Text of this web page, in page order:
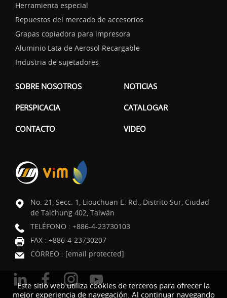
Este sitio web utiliza cookies de terceros para ofrecer la
mejor experiencia de navegación. Al continuar navegando
Herramienta especial
Repuestos del mercado de accesorios
Grapas copiadora para impresora
Aluminio Lata de Aerosol Recargable
Industria de sujetadores
SOBRE NOSOTROS NOTICIAS
PERSPICACIA CATALOGAR
CONTACTO VIDEO
No. 21, Secc. 1, Liouchuan E. Rd., Distrito Sur, Ciudad
de Taichung 402, Taiwán
TELÉFONO : +886-4-23730103
FAX : +886-4-23730207
CORREO : [email protected]